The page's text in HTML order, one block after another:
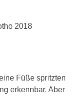
Füße spritzten
erkennbar. Aber